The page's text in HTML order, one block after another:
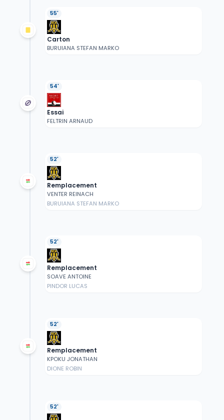
55'
Carton
BURUIANA STEFAN MARKO
54'
Essai
FELTRIN ARNAUD
52'
Remplacement
VENTER REINACH
BURUIANA STEFAN MARKO
52'
Remplacement
SOAVE ANTOINE
PINDOR LUCAS
52'
Remplacement
KPOKU JONATHAN
DIONE ROBIN
52'